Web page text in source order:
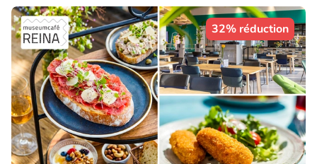
32% réduction